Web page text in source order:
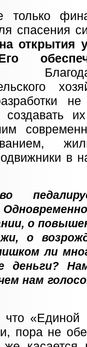
только
спасения
открытия
Его
в
о
о
ли
деньги?
нам
«Единой
пора не